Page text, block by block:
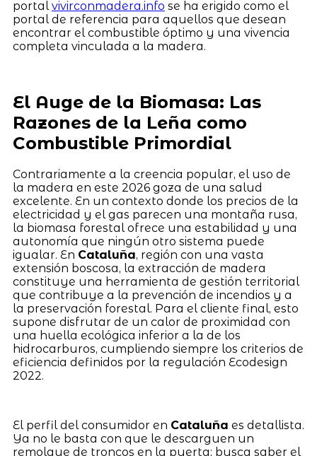
portalvivirconmadera.info se ha erigido como el
portal de referencia para aquellos que desean
encontrar el combustible óptimo y una vivencia
completa vinculada a la madera.
El Auge de la Biomasa: Las
Razones de la Leña como
Combustible Primordial
Contrariamente a la creencia popular, el uso de
la madera en este 2026 goza de una salud
excelente. En un contexto donde los precios de la
electricidad y el gas parecen una montaña rusa,
la biomasa forestal ofrece una estabilidad y una
autonomía que ningún otro sistema puede
igualar. En Cataluña, región con una vasta
extensión boscosa, la extracción de madera
constituye una herramienta de gestión territorial
que contribuye a la prevención de incendios y a
la preservación forestal. Para el cliente final, esto
supone disfrutar de un calor de proximidad con
una huella ecológica inferior a la de los
hidrocarburos, cumpliendo siempre los criterios de
eficiencia definidos por la regulación Ecodesign
2022.
El perfil del consumidor en Cataluña es detallista.
Ya no le basta con que le descarguen un
remolque de troncos en la puerta; busca saber el